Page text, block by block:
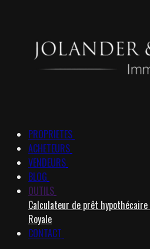
PROPRIETES
ACHETEURS
VENDEURS
BLOG
OUTILS
Calculateur de prêt hypothécaire
Royale
CONTACT